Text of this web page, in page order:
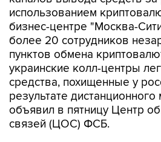
использованием
бизнес-центре "Москва-
более 20 сотрудников
пунктов обмена
украинские колл-центры
средства, похищенные у
результате
объявил в пятницу Центр
связей (ЦОС) ФСБ.